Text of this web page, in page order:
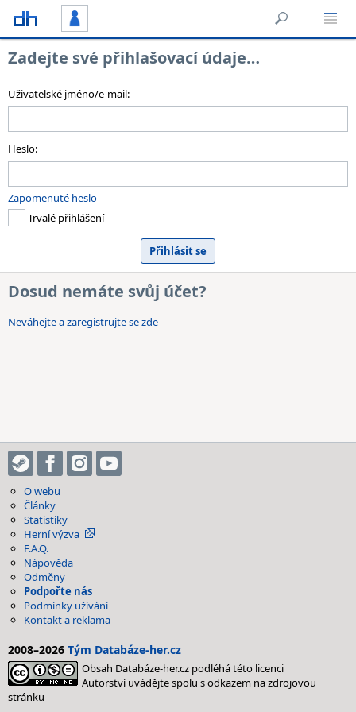
Zadejte své přihlašovací údaje…
Uživatelské jméno/e-mail:
Heslo:
Zapomenuté heslo
Trvalé přihlášení
Dosud nemáte svůj účet?
Neváhejte a zaregistrujte se zde
O webu
Články
Statistiky
Herní výzva
F.A.Q.
Nápověda
Odměny
Podpořte nás
Podmínky užívání
Kontakt a reklama
2008–2026 Tým Databáze-her.cz
Obsah Databáze-her.cz podléhá této licenci
Autorství uvádějte spolu s odkazem na zdrojovou
stránku